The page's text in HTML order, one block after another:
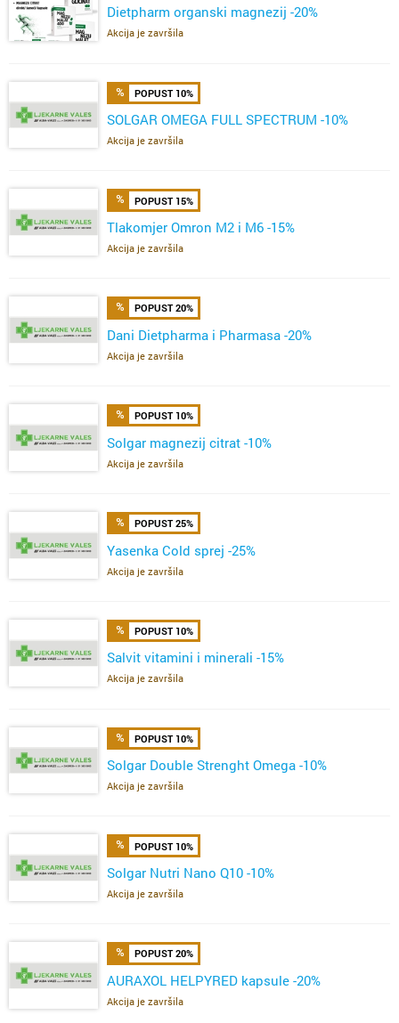
Dietpharm organski magnezij -20%
Akcija je završila
POPUST 10%
SOLGAR OMEGA FULL SPECTRUM -10%
Akcija je završila
POPUST 15%
Tlakomjer Omron M2 i M6 -15%
Akcija je završila
POPUST 20%
Dani Dietpharma i Pharmasa -20%
Akcija je završila
POPUST 10%
Solgar magnezij citrat -10%
Akcija je završila
POPUST 25%
Yasenka Cold sprej -25%
Akcija je završila
POPUST 10%
Salvit vitamini i minerali -15%
Akcija je završila
POPUST 10%
Solgar Double Strenght Omega -10%
Akcija je završila
POPUST 10%
Solgar Nutri Nano Q10 -10%
Akcija je završila
POPUST 20%
AURAXOL HELPYRED kapsule -20%
Akcija je završila